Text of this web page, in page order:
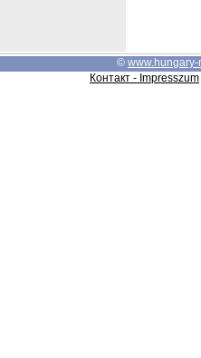
© www.hungary-
Контакт - Impresszum